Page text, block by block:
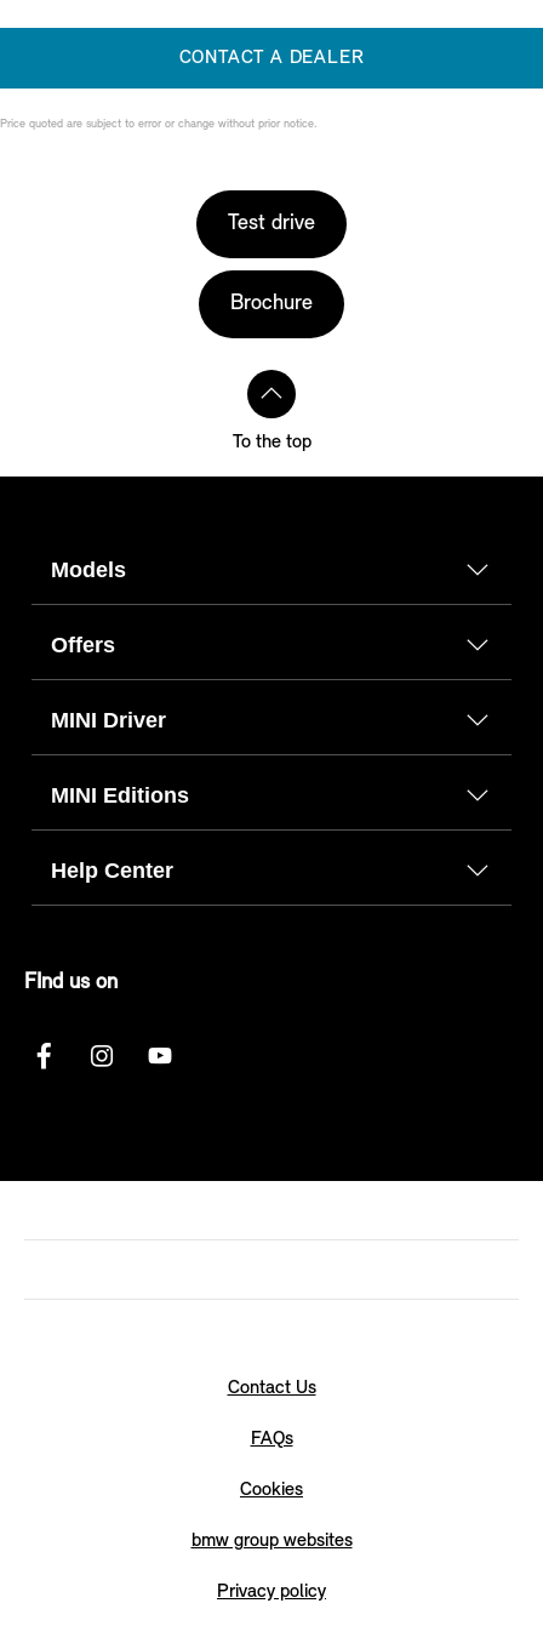
CONTACT A DEALER
Price quoted are subject to error or change without prior notice.
Test drive
Brochure
To the top
Models
Offers
MINI Driver
MINI Editions
Help Center
FInd us on
Contact Us
FAQs
Cookies
bmw group websites
Privacy policy